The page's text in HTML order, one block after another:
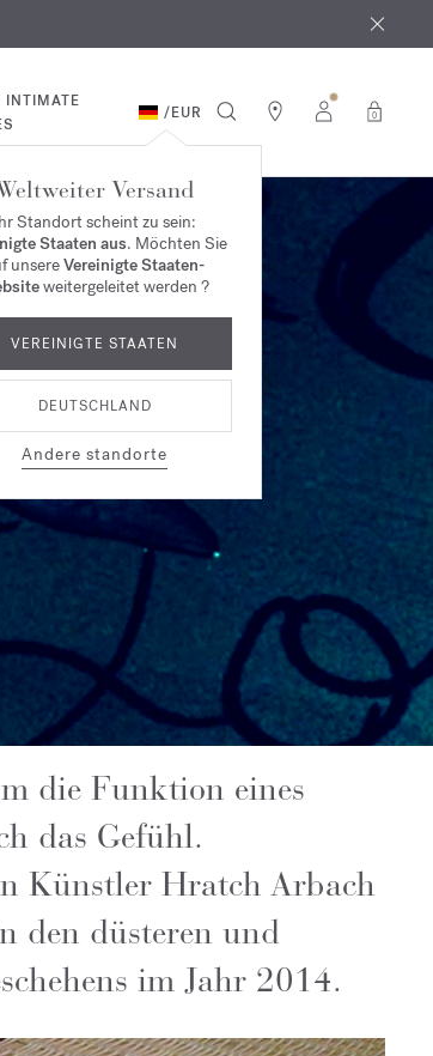
INTIMATE
/EUR 0
Versand
Standort scheint zu sein:
Staaten aus. Möchten Sie
unsereVereinigte Staaten-
weitergeleitet werden ?
VEREINIGTE STAATEN
DEUTSCHLAND
Andere standorte
die Funktion eines
das Gefühl.
Künstler Hratch Arbach
den düsteren und
im Jahr 2014.